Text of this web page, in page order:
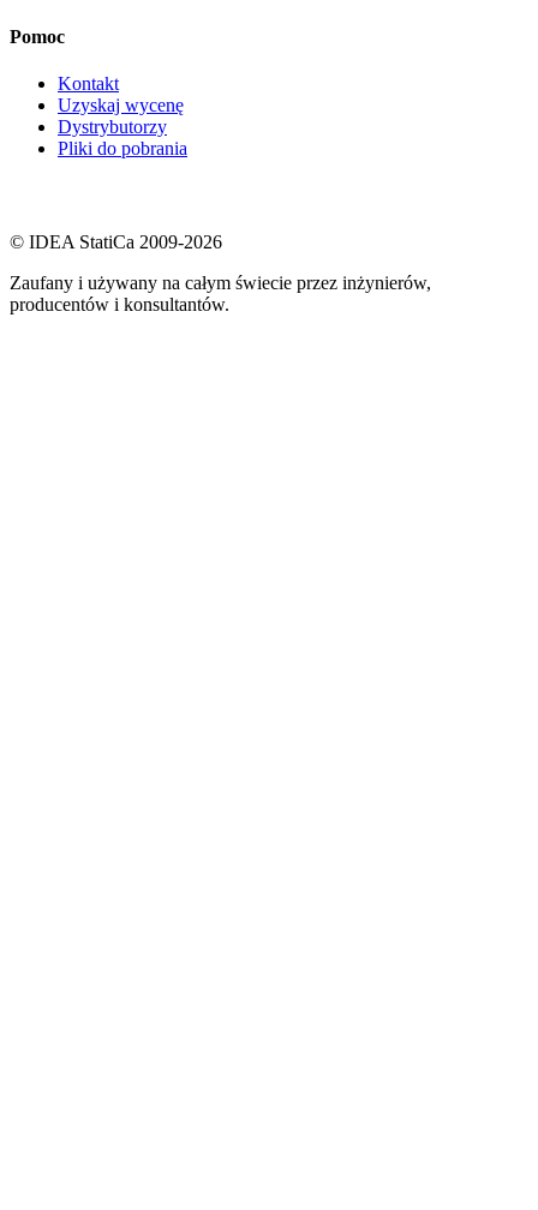
Pomoc
Kontakt
Uzyskaj wycenę
Dystrybutorzy
Pliki do pobrania
© IDEA StatiCa 2009-2026
Zaufany i używany na całym świecie przez inżynierów,
producentów i konsultantów.